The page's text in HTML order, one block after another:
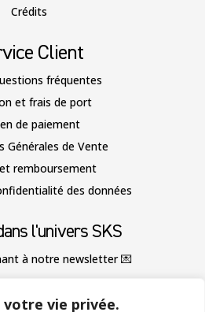
votre vie privée.
Crédits
Client
fréquentes
et frais de port
de paiement
Générales de Vente
remboursement
des données
l'univers SKS
à notre newsletter💌